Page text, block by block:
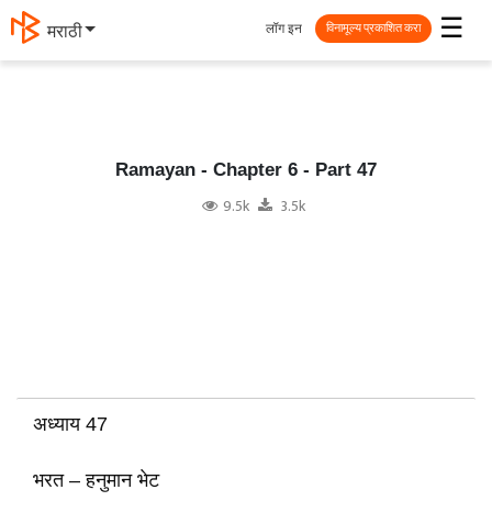
தமிழ் ☰
लॉग इन विनामूल्य प्रकाशित करा
Ramayan - Chapter 6 - Part 47
9.5k 3.5k
अध्याय 47
भरत – हनुमान भेट